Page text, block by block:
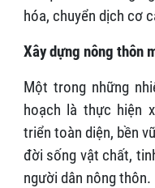
hóa, chuyển dịch cơ
Xây dựng nông thôn
Một trong những
hoạch là thực hiện
triển toàn diện, bền
đời sống vật chất,
người dân nông thôn.